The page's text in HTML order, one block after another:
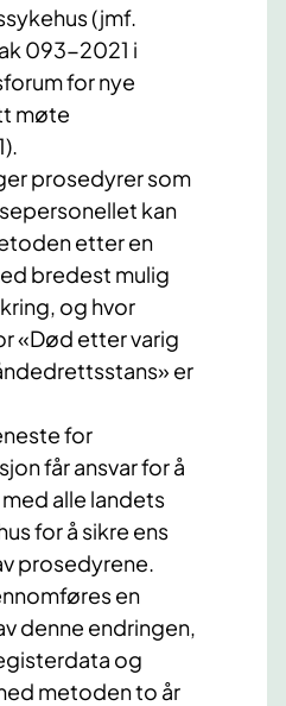
(jmf.
093-2021 i
for nye
møte
prosedyrer som
kan
etter en
bredest mulig
og hvor
«Død etter varig
er
for
får ansvar for å
alle landets
for å sikre ens
prosedyrene.
en
denne endringen,
og
metoden to år